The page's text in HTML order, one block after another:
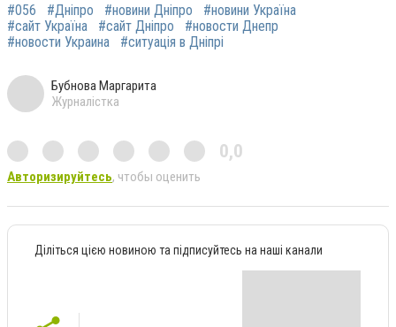
#056 #Дніпро #новини Дніпро
#новини Україна
#сайт Україна
#сайт Дніпро
#новости Днепр
#новости Украина
#ситуація в Дніпрі
Бубнова Маргарита
Журналістка
0,0
Авторизируйтесь, чтобы оценить
Діліться цією новиною та підписуйтесь на наші канали